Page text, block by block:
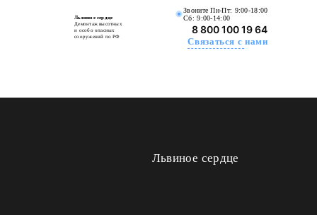
Львиное сердце
Демонтаж высотных
и особо опасных
сооружений по РФ
Звоните Пн-Пт: 9:00-18:00
Сб: 9:00-14:00
8 800 100 19 64
Связаться с нами
Львиное сердце